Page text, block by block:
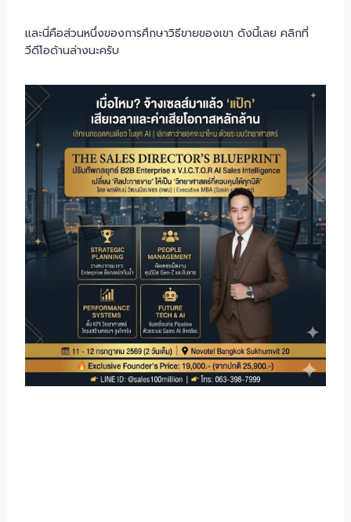
และนี่คือส่วนหนึ่งของการศึกษาวิธีขายของเขา ดังนี้เลย คลิกที่
วีดีโอด้านล่างนะครับ